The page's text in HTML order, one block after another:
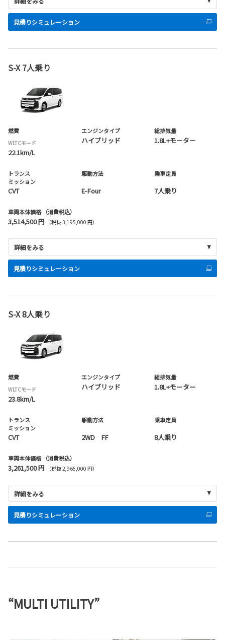
見積りシミュレーション
S-X 7人乗り
燃費
WLTCモード
22.1km/L
エンジンタイプ
ハイブリッド
総排気量
1.8L+モーター
トランス
ミッション
CVT
駆動方法
E-Four
乗車定員
7人乗り
車両本体価格 （消費税込）
3,514,500 円 （税抜 3,195,000 円）
詳細をみる
見積りシミュレーション
S-X 8人乗り
燃費
WLTCモード
23.8km/L
エンジンタイプ
ハイブリッド
総排気量
1.8L+モーター
トランス
ミッション
CVT
駆動方法
2WD FF
乗車定員
8人乗り
車両本体価格 （消費税込）
3,261,500 円 （税抜 2,965,000 円）
詳細をみる
見積りシミュレーション
“MULTI UTILITY”